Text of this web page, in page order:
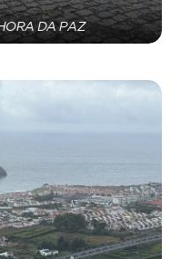
DA PAZ